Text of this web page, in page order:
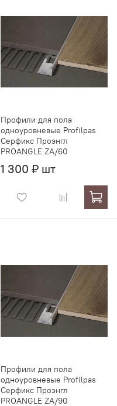
Профили для пола
одноуровневые Profilpas
Серфикс Проэнгл
PROANGLE ZA/60
1 300 ₽ шт
Профили для пола
одноуровневые Profilpas
Серфикс Проэнгл
PROANGLE ZA/90